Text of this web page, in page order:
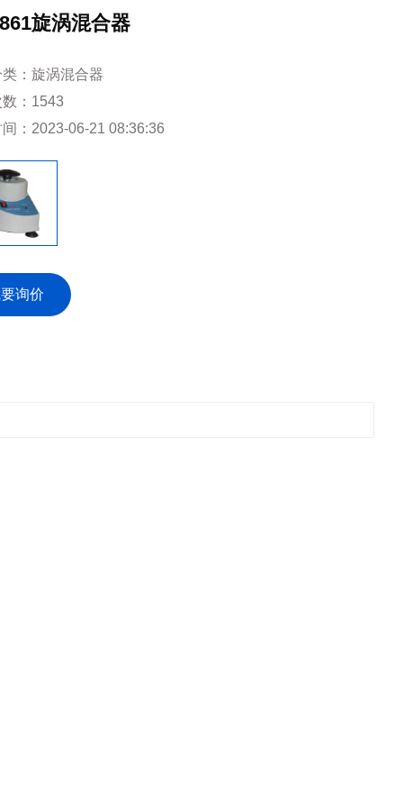
旋涡混合器
类：旋涡混合器
： 1543
： 2023-06-21 08:36:36
询价